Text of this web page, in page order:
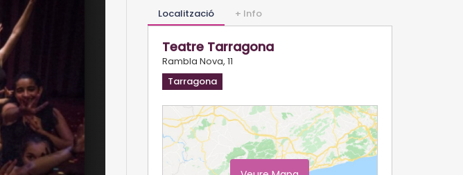
Localització + Info
Teatre Tarragona
Rambla Nova, 11
Tarragona